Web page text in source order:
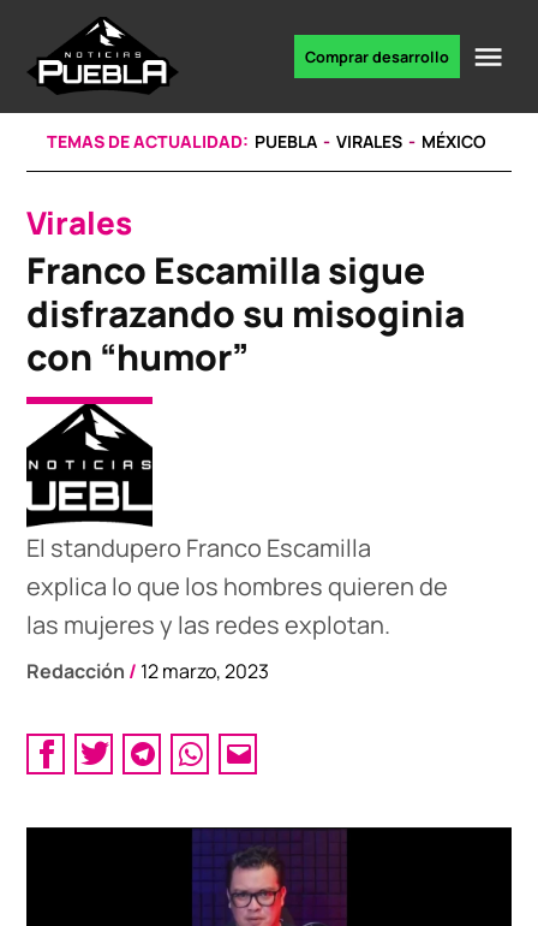
content
noticias
Comprar desarrollo
TEMAS DE ACTUALIDAD: PUEBLA VIRALES MÉXICO
POSTED
IN
Virales
Franco Escamilla sigue
disfrazando su misoginia
con “humor”
El standupero Franco Escamilla
explica lo que los hombres quieren de
las mujeres y las redes explotan.
Redacción / 12 marzo, 2023